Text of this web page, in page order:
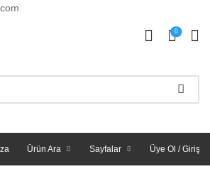
0
Ürün Ara Sayfalar Üye Ol / Giriş